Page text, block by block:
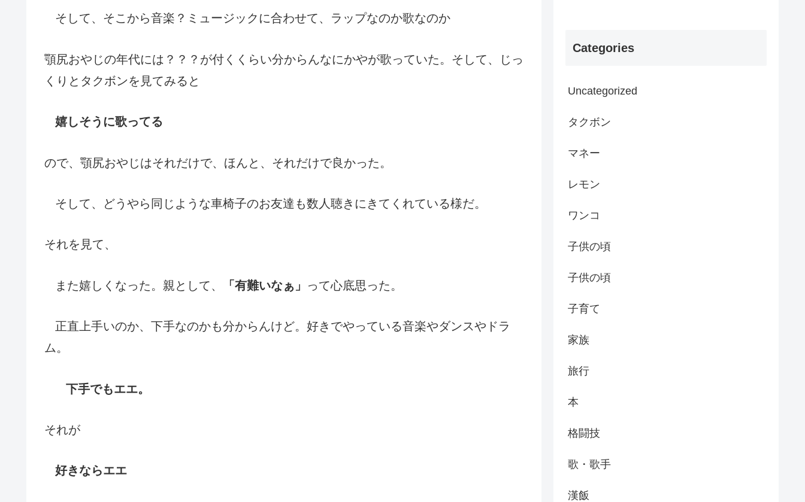
そして、そこから音楽？ミュージックに合わせて、ラップなのか歌なのか
顎尻おやじの年代には？？？が付くくらい分からんなにかやが歌っていた。そして、
じっ
くりとタクボンを見てみると
嬉しそうに歌ってる
ので、顎尻おやじはそれだけで、ほんと、それだけで良かった。
そして、どうやら同じような車椅子のお友達も数人聴きにきてくれている様だ。
それを見て、
また嬉しくなった。親として、 「有難いなぁ」 って心底思った。
正直上手いのか、下手なのかも分からんけど。好きでやっている音楽やダンスやドラ
ム。
下手でもエエ。
それが
好きならエエ
Categories
Uncategorized
タクボン
マネー
レモン
ワンコ
子供の頃
子供の頃
子育て
家族
旅行
本
格闘技
歌・歌手
漢飯